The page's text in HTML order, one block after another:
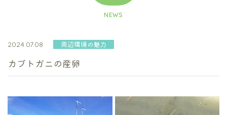
NEWS
2024.07.08 周辺環境の魅力
カブトガニの産卵